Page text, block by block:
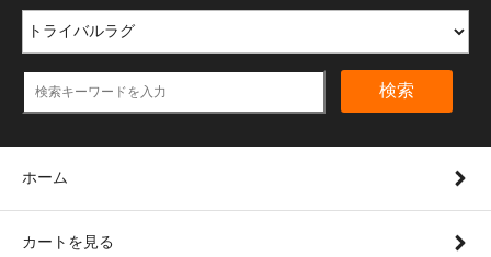
検索
ホーム
カートを見る